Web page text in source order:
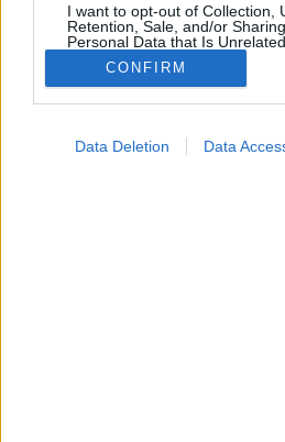
I want to opt-out of Collection,
Retention, Sale, and/or
Personal Data that Is
Purposes for which it was
Opted Out
I want to allow Google to
CONFIRM
Data Deletion Data